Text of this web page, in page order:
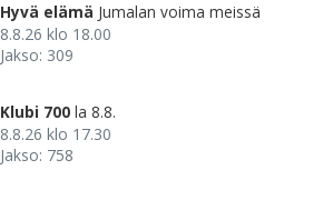
Hyvä elämä Jumalan voima meissä
8.8.26 klo 18.00
Jakso: 309
Klubi 700 la 8.8.
8.8.26 klo 17.30
Jakso: 758